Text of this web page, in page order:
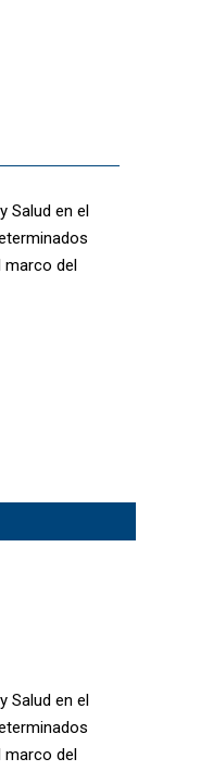
Salud en el
marco del
Salud en el
marco del